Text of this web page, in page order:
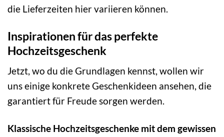
die Lieferzeiten hier variieren können.
Inspirationen für das perfekte
Hochzeitsgeschenk
Jetzt, wo du die Grundlagen kennst, wollen wir
uns einige konkrete Geschenkideen ansehen, die
garantiert für Freude sorgen werden.
Klassische Hochzeitsgeschenke mit dem gewissen